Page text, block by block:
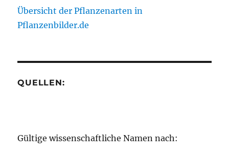
Übersicht der Pflanzenarten in
Pflanzenbilder.de
QUELLEN:
Gültige wissenschaftliche Namen nach: